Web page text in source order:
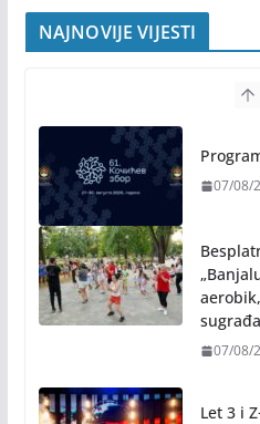
NAJNOVIJE VIJESTI
07/08/
07/08/
Let 3 i